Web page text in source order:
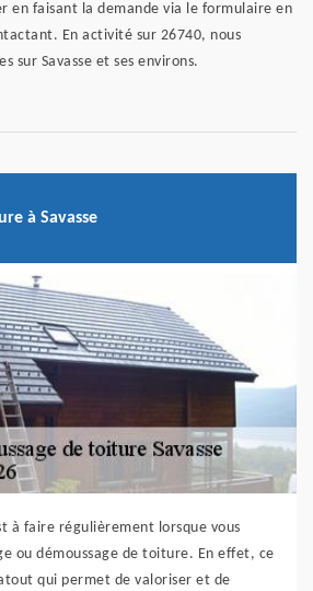
en faisant la demande via le formulaire en
En activité sur 26740, nous
sur Savasse et ses environs.
à Savasse
à faire régulièrement lorsque vous
ou démoussage de toiture. En effet, ce
qui permet de valoriser et de